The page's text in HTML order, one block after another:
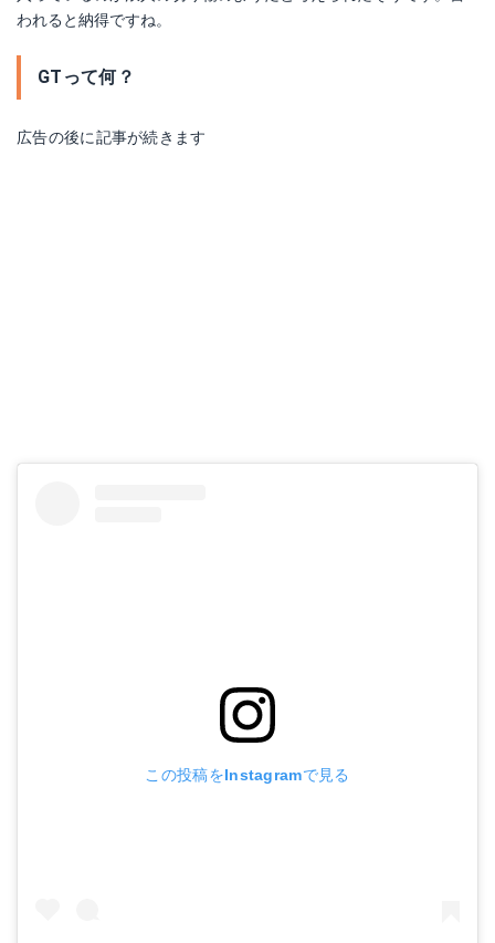
われると納得ですね。
GTって何？
広告の後に記事が続きます
この投稿をInstagramで見る